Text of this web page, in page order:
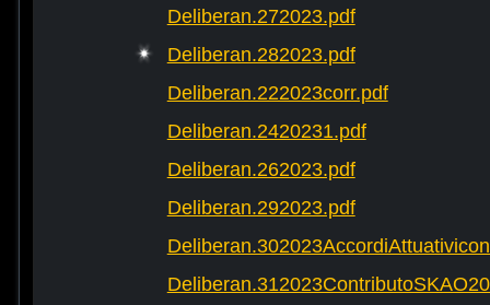
Deliberan.272023.pdf
Deliberan.282023.pdf
Deliberan.222023corr.pdf
Deliberan.2420231.pdf
Deliberan.262023.pdf
Deliberan.292023.pdf